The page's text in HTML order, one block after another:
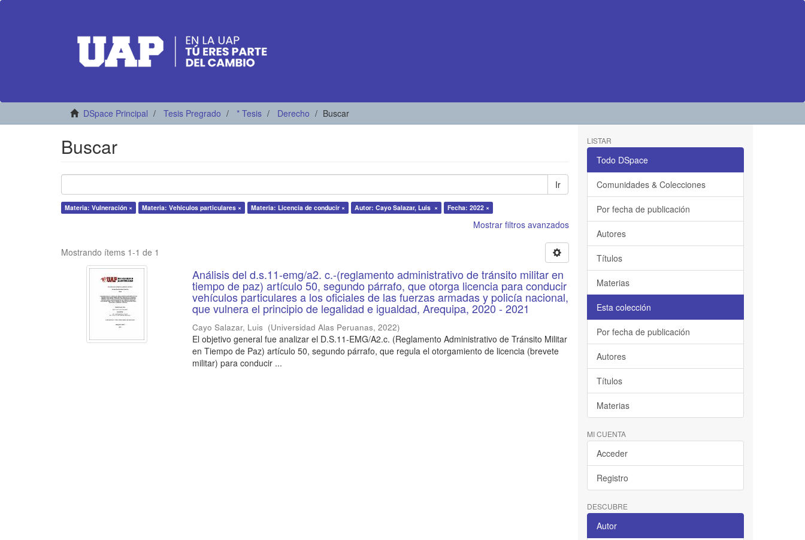
DSpace Principal Tesis Pregrado * Tesis Derecho Buscar
Buscar
Ir
Materia: Vulneración × Materia: Vehículos particulares × Materia: Licencia de conducir × Autor: Cayo Salazar, Luis × Fecha: 2022 ×
Mostrar filtros avanzados
Mostrando ítems 1-1 de 1
Análisis del d.s.11-emg/a2. c.-(reglamento administrativo de tránsito militar en
tiempo de paz) artículo 50, segundo párrafo, que otorga licencia para conducir
vehículos particulares a los oficiales de las fuerzas armadas y policía nacional,
que vulnera el principio de legalidad e igualdad, Arequipa, 2020 - 2021
Cayo Salazar, Luis (Universidad Alas Peruanas,2022)
El objetivo general fue analizar el D.S.11-EMG/A2.c. (Reglamento Administrativo de Tránsito Militar
en Tiempo de Paz) artículo 50, segundo párrafo, que regula el otorgamiento de licencia (brevete
militar) para conducir ...
LISTAR
Todo DSpace
Comunidades & Colecciones
Por fecha de publicación
Autores
Títulos
Materias
Esta colección
Por fecha de publicación
Autores
Títulos
Materias
MI CUENTA
Acceder
Registro
DESCUBRE
Autor